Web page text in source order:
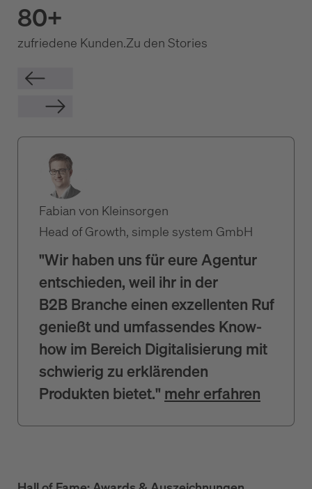
80+
zufriedene Kunden.Zu den Stories
Fabian von Kleinsorgen
Head of Growth, simple system GmbH
"Wir haben uns für eure Agentur
entschieden, weil ihr in der
B2B Branche einen exzellenten Ruf
genießt und umfassendes Know-
how im Bereich Digitalisierung mit
schwierig zu erklärenden
Produkten bietet." mehr erfahren